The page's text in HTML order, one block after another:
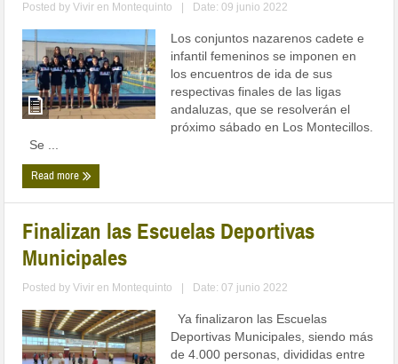
Posted byVivir en Montequinto Date: 09 junio 2022
Los conjuntos nazarenos cadete e
infantil femeninos se imponen en
los encuentros de ida de sus
respectivas finales de las ligas
andaluzas, que se resolverán el
próximo sábado en Los Montecillos.
Se ...
Read more
Finalizan las Escuelas Deportivas
Municipales
Posted byVivir en Montequinto Date: 07 junio 2022
Ya finalizaron las Escuelas
Deportivas Municipales, siendo más
de 4.000 personas, divididas entre